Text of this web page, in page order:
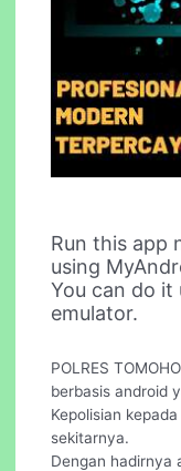
Run this app
using
You can do it
emulator.
POLRES
berbasis android
Kepolisian
sekitarnya.
Dengan hadirnya